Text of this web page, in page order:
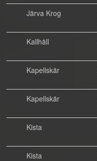
Järva Krog
Kallhäll
Kapellskär
Kapellskär
Kista
Kista